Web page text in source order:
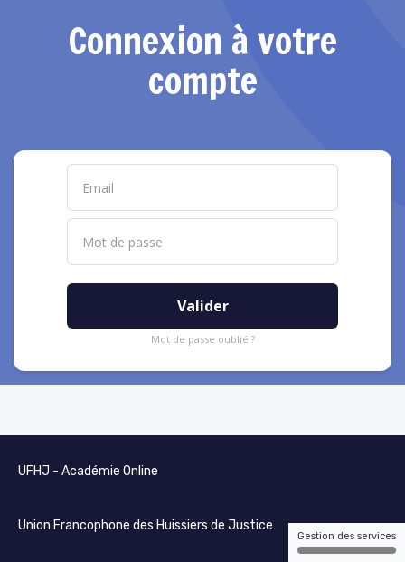
Connexion à votre
compte
Valider
Mot de passe oublié ?
UFHJ - Académie Online
Union Francophone des Huissiers de Justice
Gestion des services